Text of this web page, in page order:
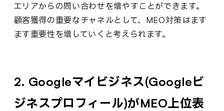
エリアからの問い合わせを増やすことができます。
顧客獲得の重要なチャネルとして、MEO対策はます
ます重要性を増していくと考えられます。
2. Googleマイビジネス(Googleビ
ジネスプロフィール)がMEO上位表